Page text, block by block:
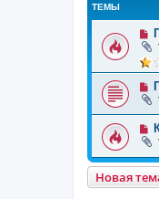
ТЕМЫ
Новая